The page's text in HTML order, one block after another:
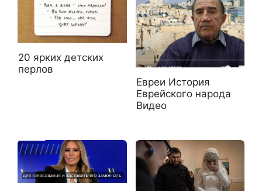
20 ярких детских
перлов
Евреи История
Еврейского народа
Видео